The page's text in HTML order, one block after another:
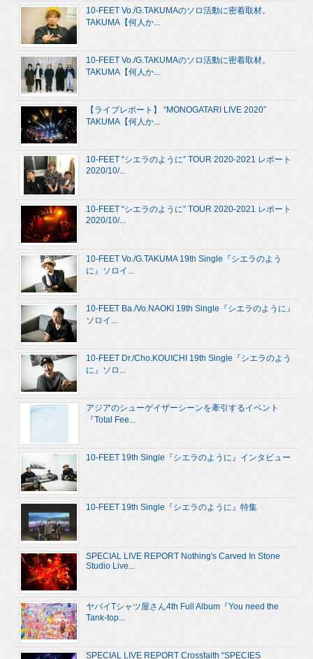
10-FEET Vo./G.TAKUMAのソロ活動に密着取材。
TAKUMA【何人か...
10-FEET Vo./G.TAKUMAのソロ活動に密着取材。
TAKUMA【何人か...
【ライブレポート】 “MONOGATARI LIVE 2020”
TAKUMA【何人か...
10-FEET “シエラのように” TOUR 2020-2021 レポート
2020/10/...
10-FEET “シエラのように” TOUR 2020-2021 レポート
2020/10/...
10-FEET Vo./G.TAKUMA 19th Single『シエラのよう
に』ソロイ...
10-FEET Ba./Vo.NAOKI 19th Single『シエラのように』
ソロイ...
10-FEET Dr./Cho.KOUICHI 19th Single『シエラのよう
に』ソロ...
アジアのシューゲイザーシーンを牽引するイベント
『Total Fee...
10-FEET 19th Single『シエラのように』インタビュー
10-FEET 19th Single『シエラのように』特集
SPECIAL LIVE REPORT Nothing's Carved In Stone
Studio Live...
ヤバイTシャツ屋さん4th Full Album『You need the
Tank-top...
SPECIAL LIVE REPORT Crossfaith “SPECIES